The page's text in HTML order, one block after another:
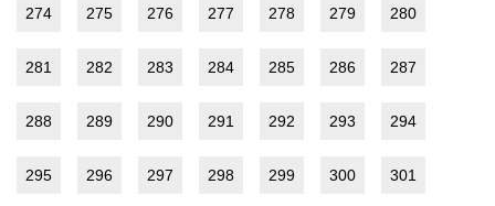
274 275 276 277 278 279 280
281 282 283 284 285 286 287
288 289 290 291 292 293 294
295 296 297 298 299 300 301